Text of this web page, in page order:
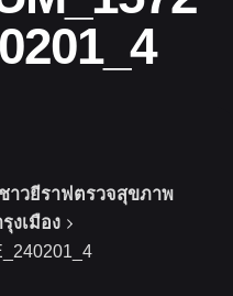
าวยีราฟตรวจสุขภาพ
งเมือง